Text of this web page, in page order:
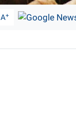
A+